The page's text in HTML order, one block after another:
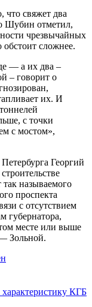
что свяжет два
Шубин отметил,
чрезвычайных
обстоит сложнее.
— а их два –
– говорит о
их. И
с точки
с мостом»,
Георгий
называемого
проспекта
с отсутствием
губернатора,
месте или выше
Зольной.
КГБ